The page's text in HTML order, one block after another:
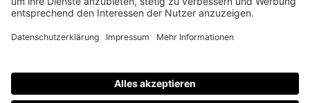
Werksausstellungen
Lieferanten